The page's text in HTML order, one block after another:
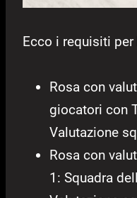
Ecco i requisiti
Rosa con
giocatori con
Valutazione
Rosa con
1: Squadra